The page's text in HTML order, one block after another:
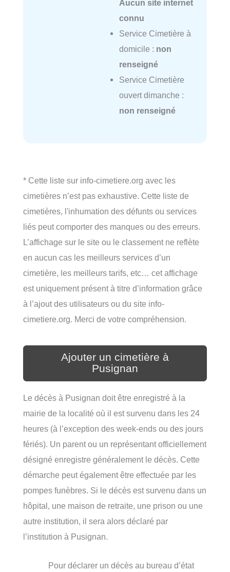
Aucun site internet
connu
Service Cimetière à
domicile : non
renseigné
Service Cimetière
ouvert dimanche :
non renseigné
* Cette liste sur info-cimetiere.org avec les
cimetières n’est pas exhaustive. Cette liste de
cimetières, l'inhumation des défunts ou services
liés peut comporter des manques ou des erreurs.
L’affichage sur le site ou le classement ne reflète
en aucun cas les meilleurs services d’un
cimetière, les meilleurs tarifs, etc… cet affichage
est uniquement présent à titre d’information grâce
à l’ajout des utilisateurs ou du site info-
cimetiere.org. Merci de votre compréhension.
Ajouter un cimetière à
Pusignan
Le décès à Pusignan doit être enregistré à la
mairie de la localité où il est survenu dans les 24
heures (à l’exception des week-ends ou des jours
fériés). Un parent ou un représentant officiellement
désigné enregistre généralement le décès. Cette
démarche peut également être effectuée par les
pompes funèbres. Si le décès est survenu dans un
hôpital, une maison de retraite, une prison ou une
autre institution, il sera alors déclaré par
l’institution à Pusignan.
Pour déclarer un décès au bureau d’état